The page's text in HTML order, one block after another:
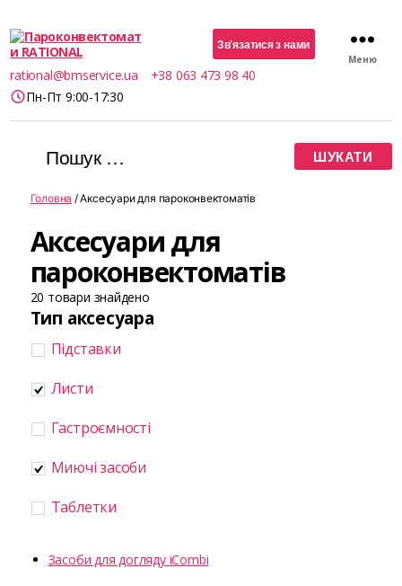
Пароконвектомати
RATIONAL
Зв’язатися з нами
rational@bmservice.ua
+38 063 473 98 40
Пн-Пт 9:00-17:30
Меню
Шукати:
Головна / Аксесуари для пароконвектоматів
Аксесуари для
пароконвектоматів
20 товари знайдено
Тип аксесуара
Підставки
Листи
Гастроємності
Миючі засоби
Таблетки
Засоби для догляду iCombi